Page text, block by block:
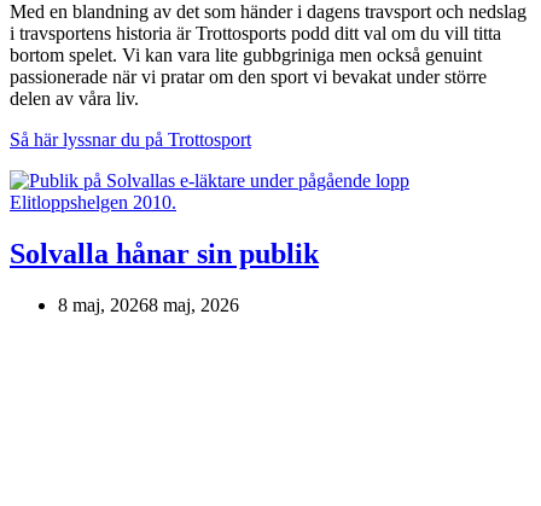
Med en blandning av det som händer i dagens travsport och nedslag
i travsportens historia är Trottosports podd ditt val om du vill titta
bortom spelet. Vi kan vara lite gubbgriniga men också genuint
passionerade när vi pratar om den sport vi bevakat under större
delen av våra liv.
Så här lyssnar du på Trottosport
Solvalla hånar sin publik
8 maj, 20268 maj, 2026